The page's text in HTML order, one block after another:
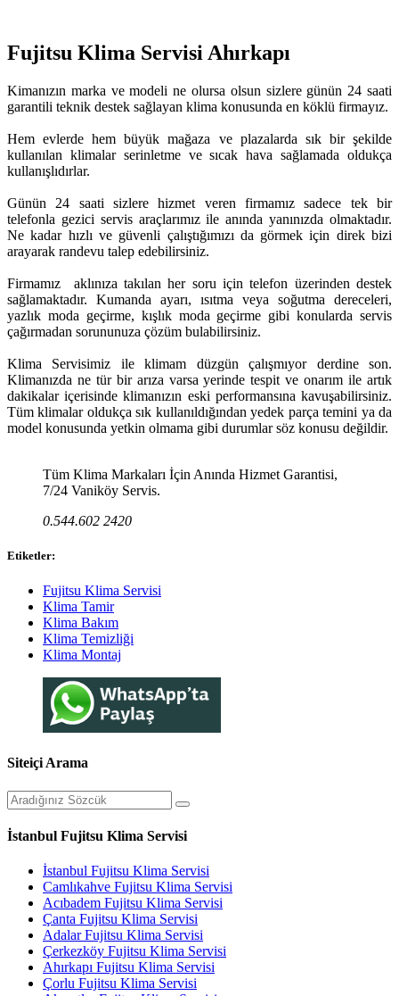
Fujitsu Klima Servisi Ahırkapı
Kimanızın marka ve modeli ne olursa olsun sizlere günün 24 saati
garantili teknik destek sağlayan klima konusunda en köklü firmayız.
Hem evlerde hem büyük mağaza ve plazalarda sık bir şekilde
kullanılan klimalar serinletme ve sıcak hava sağlamada oldukça
kullanışlıdırlar.
Günün 24 saati sizlere hizmet veren firmamız sadece tek bir
telefonla gezici servis araçlarımız ile anında yanınızda olmaktadır.
Ne kadar hızlı ve güvenli çalıştığımızı da görmek için direk bizi
arayarak randevu talep edebilirsiniz.
Firmamız aklınıza takılan her soru için telefon üzerinden destek
sağlamaktadır. Kumanda ayarı, ısıtma veya soğutma dereceleri,
yazlık moda geçirme, kışlık moda geçirme gibi konularda servis
çağırmadan sorununuza çözüm bulabilirsiniz.
Klima Servisimiz ile klimam düzgün çalışmıyor derdine son.
Klimanızda ne tür bir arıza varsa yerinde tespit ve onarım ile artık
dakikalar içerisinde klimanızın eski performansına kavuşabilirsiniz.
Tüm klimalar oldukça sık kullanıldığından yedek parça temini ya da
model konusunda yetkin olmama gibi durumlar söz konusu değildir.
Tüm Klima Markaları İçin Anında Hizmet Garantisi,
7/24 Vaniköy Servis.
0.544.602 2420
Etiketler:
Fujitsu Klima Servisi
Klima Tamir
Klima Bakım
Klima Temizliği
Klima Montaj
Siteiçi Arama
İstanbul Fujitsu Klima Servisi
İstanbul Fujitsu Klima Servisi
Camlıkahve Fujitsu Klima Servisi
Acıbadem Fujitsu Klima Servisi
Çanta Fujitsu Klima Servisi
Adalar Fujitsu Klima Servisi
Çerkezköy Fujitsu Klima Servisi
Ahırkapı Fujitsu Klima Servisi
Çorlu Fujitsu Klima Servisi